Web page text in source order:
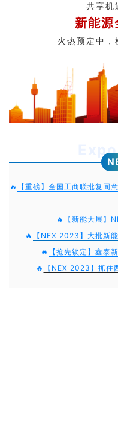
共享机
新能源
火热预定中，
🔥
【重磅】全国工商联批复同
🔥
【新能大展】
🔥
【NEX 2023】大批新
🔥
【抢先锁定】鑫泰
🔥
【NEX 2023】抓住